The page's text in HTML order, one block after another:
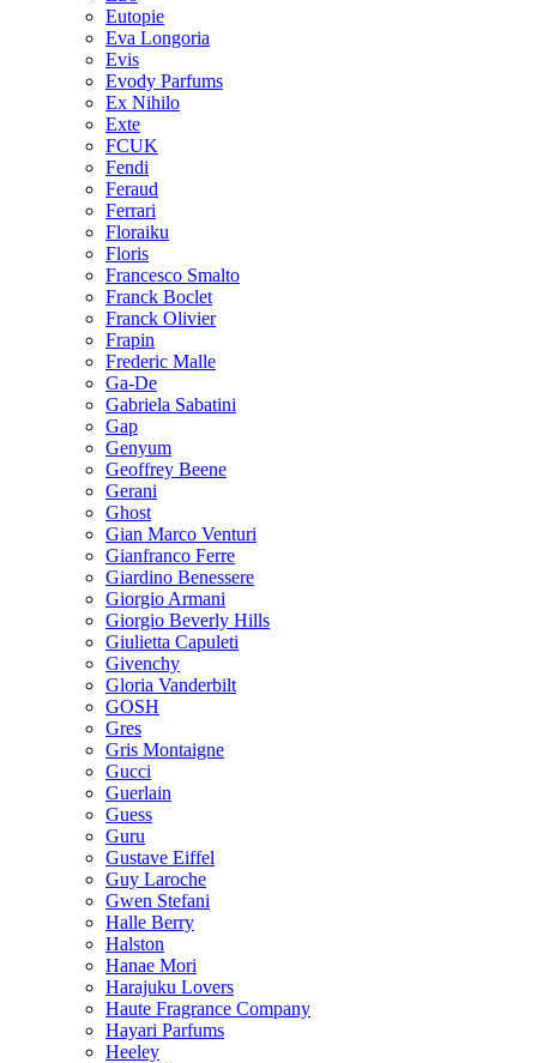
Eutopie
Eva Longoria
Evis
Evody Parfums
Ex Nihilo
Exte
FCUK
Fendi
Feraud
Ferrari
Floraiku
Floris
Francesco Smalto
Franck Boclet
Franck Olivier
Frapin
Frederic Malle
Ga-De
Gabriela Sabatini
Gap
Genyum
Geoffrey Beene
Gerani
Ghost
Gian Marco Venturi
Gianfranco Ferre
Giardino Benessere
Giorgio Armani
Giorgio Beverly Hills
Giulietta Capuleti
Givenchy
Gloria Vanderbilt
GOSH
Gres
Gris Montaigne
Gucci
Guerlain
Guess
Guru
Gustave Eiffel
Guy Laroche
Gwen Stefani
Halle Berry
Halston
Hanae Mori
Harajuku Lovers
Haute Fragrance Company
Hayari Parfums
Heeley